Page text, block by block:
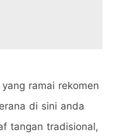
ramai rekomen
di sini anda
tangan tradisional,